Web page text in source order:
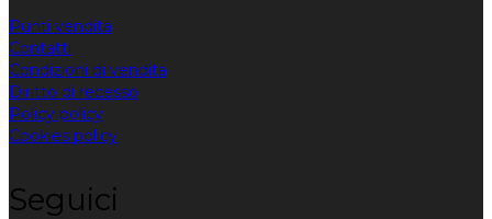
Punti vendita
Contatti
Condizioni di vendita
Diritto di recesso
Policy policy
Cookies policy
Seguici